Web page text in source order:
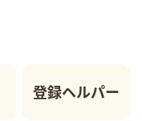
登録ヘルパー